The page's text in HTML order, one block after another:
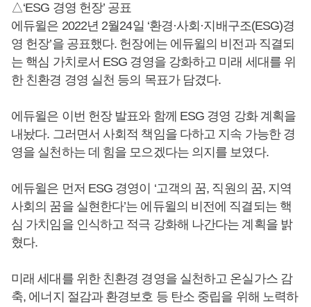
△‘ESG 경영 헌장’ 공표
에듀윌은 2022년 2월24일 ‘환경·사회·지배구조(ESG)경
영 헌장’을 공표했다. 헌장에는 에듀윌의 비전과 직결되
는 핵심 가치로서 ESG 경영을 강화하고 미래 세대를 위
한 친환경 경영 실천 등의 목표가 담겼다.
에듀윌은 이번 헌장 발표와 함께 ESG 경영 강화 계획을
내놨다. 그러면서 사회적 책임을 다하고 지속 가능한 경
영을 실천하는 데 힘을 모으겠다는 의지를 보였다.
에듀윌은 먼저 ESG 경영이 ‘고객의 꿈, 직원의 꿈, 지역
사회의 꿈을 실현한다’는 에듀윌의 비전에 직결되는 핵
심 가치임을 인식하고 적극 강화해 나간다는 계획을 밝
혔다.
미래 세대를 위한 친환경 경영을 실천하고 온실가스 감
축, 에너지 절감과 환경보호 등 탄소 중립을 위해 노력하